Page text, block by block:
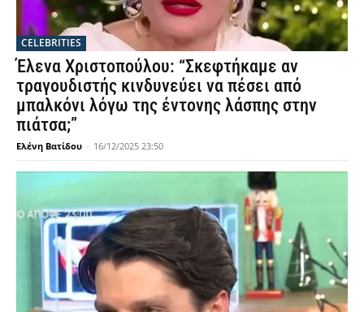
CELEBRITIES
Έλενα Χριστοπούλου: “Σκεφτήκαμε αν
τραγουδιστής κινδυνεύει να πέσει από
μπαλκόνι λόγω της έντονης λάσπης στην
πιάτσα;”
Ελένη Βατίδου - 16/12/2025 23:50